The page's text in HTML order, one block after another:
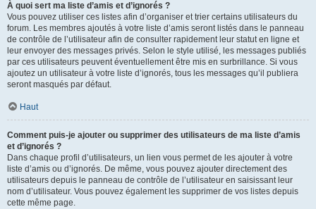
À quoi sert ma liste d’amis et d’ignorés ?
Vous pouvez utiliser ces listes afin d’organiser et trier certains utilisateurs du
forum. Les membres ajoutés à votre liste d’amis seront listés dans le panneau
de contrôle de l’utilisateur afin de consulter rapidement leur statut en ligne et
leur envoyer des messages privés. Selon le style utilisé, les messages publiés
par ces utilisateurs peuvent éventuellement être mis en surbrillance. Si vous
ajoutez un utilisateur à votre liste d’ignorés, tous les messages qu’il publiera
seront masqués par défaut.
Haut
Comment puis-je ajouter ou supprimer des utilisateurs de ma liste d’amis
et d’ignorés ?
Dans chaque profil d’utilisateurs, un lien vous permet de les ajouter à votre
liste d’amis ou d’ignorés. De même, vous pouvez ajouter directement des
utilisateurs depuis le panneau de contrôle de l’utilisateur en saisissant leur
nom d’utilisateur. Vous pouvez également les supprimer de vos listes depuis
cette même page.